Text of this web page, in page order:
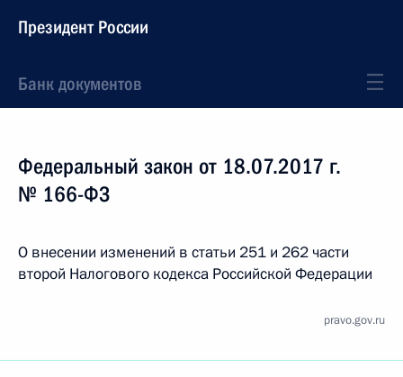
Президент России
Банк документов
Федеральный закон от 18.07.2017 г.
№ 166-ФЗ
О внесении изменений в статьи 251 и 262 части
второй Налогового кодекса Российской Федерации
pravo.gov.ru